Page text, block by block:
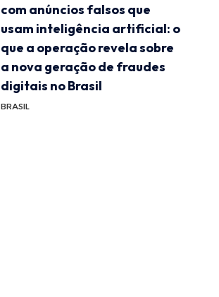
com anúncios falsos que
usam inteligência artificial: o
que a operação revela sobre
a nova geração de fraudes
digitais no Brasil
BRASIL